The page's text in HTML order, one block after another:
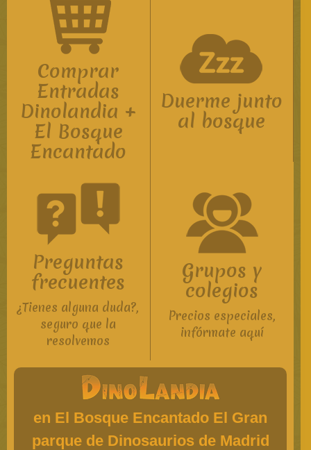
Comprar
Entradas
Dinolandia +
El Bosque
Encantado
Duerme junto
al bosque
Preguntas
frecuentes
¿Tienes alguna duda?,
seguro que la
resolvemos
Grupos y
colegios
Precios especiales,
infórmate aquí
en El Bosque Encantado El Gran
parque de Dinosaurios de Madrid